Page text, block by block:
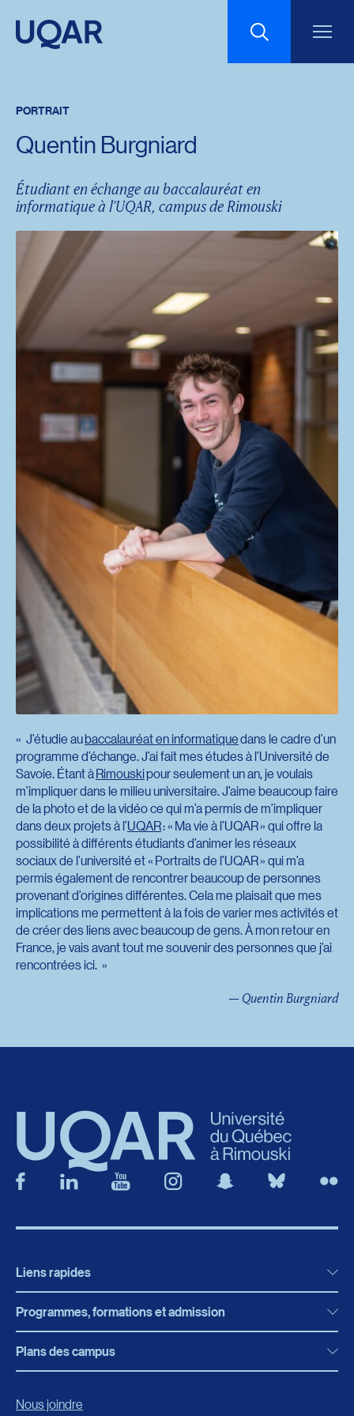
Interlignage du texte
PORTRAIT
Quentin Burgniard
Étudiant en échange au baccalauréat en
informatique à l’UQAR, campus de Rimouski
J’étudie aubaccalauréat en informatiquedans le cadre d’un
programme d’échange. J’ai fait mes études à l’Université de
Savoie. Étant àRimouskipour seulement un an, je voulais
m’impliquer dans le milieu universitaire. J’aime beaucoup faire
de la photo et de la vidéo ce qui m’a permis de m’impliquer
dans deux projets à l’UQAR: « Ma vie à l’UQAR » qui offre la
possibilité à différents étudiants d’animer les réseaux
sociaux de l’université et « Portraits de l’UQAR » qui m’a
permis également de rencontrer beaucoup de personnes
provenant d’origines différentes. Cela me plaisait que mes
implications me permettent à la fois de varier mes activités et
de créer des liens avec beaucoup de gens. À mon retour en
France, je vais avant tout me souvenir des personnes que j’ai
rencontrées ici.
— Quentin Burgniard
Liens rapides
Actualités
Bibliothèque
Programmes, formations et admission
Programmes, formations et admission
Plans des campus
Nous joindre